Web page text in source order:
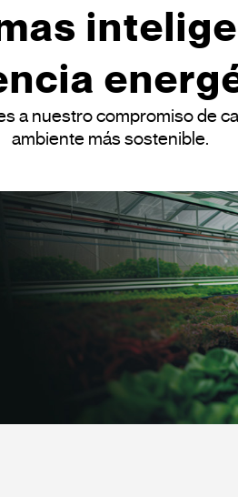
a nuestro compromiso de
ambiente más sostenible.